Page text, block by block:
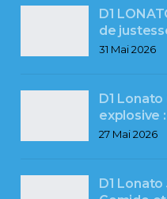
D1
de
31 Mai 2026
D1 Lonato
explosive
27 Mai 2026
D1 Lonato